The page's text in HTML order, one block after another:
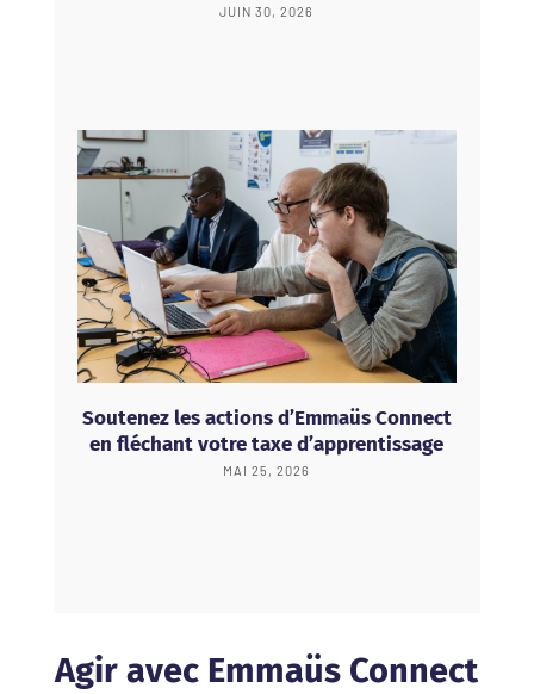
JUIN 30, 2026
Soutenez les actions d’Emmaüs Connect
en fléchant votre taxe d’apprentissage
MAI 25, 2026
Agir avec Emmaüs Connect